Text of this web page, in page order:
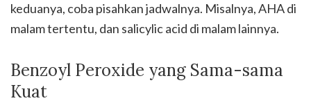
keduanya, coba pisahkan jadwalnya. Misalnya, AHA di
malam tertentu, dan salicylic acid di malam lainnya.
Benzoyl Peroxide yang Sama-sama
Kuat